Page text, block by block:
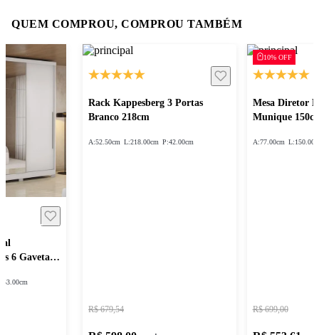
QUEM COMPROU, COMPROU TAMBÉM
Rack Kappesberg 3 Portas
Branco 218cm
A:52.50cm L:218.00cm P:42.00cm
R$ 679,54
10% OFF
Mesa Diretor
Munique
A:77.00cm L:
R$ 699,00
6 Gavetas
53.00cm